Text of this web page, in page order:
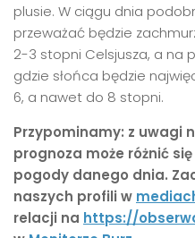
plusie. W ciągu dnia
przeważać będzie
2-3 stopni Celsjusza, a na
gdzie słońca będzie
6, a nawet do 8 stopni.
Przypominamy: z uwagi
prognoza może różnić
pogody danego dnia.
naszych profili w
relacji na https://